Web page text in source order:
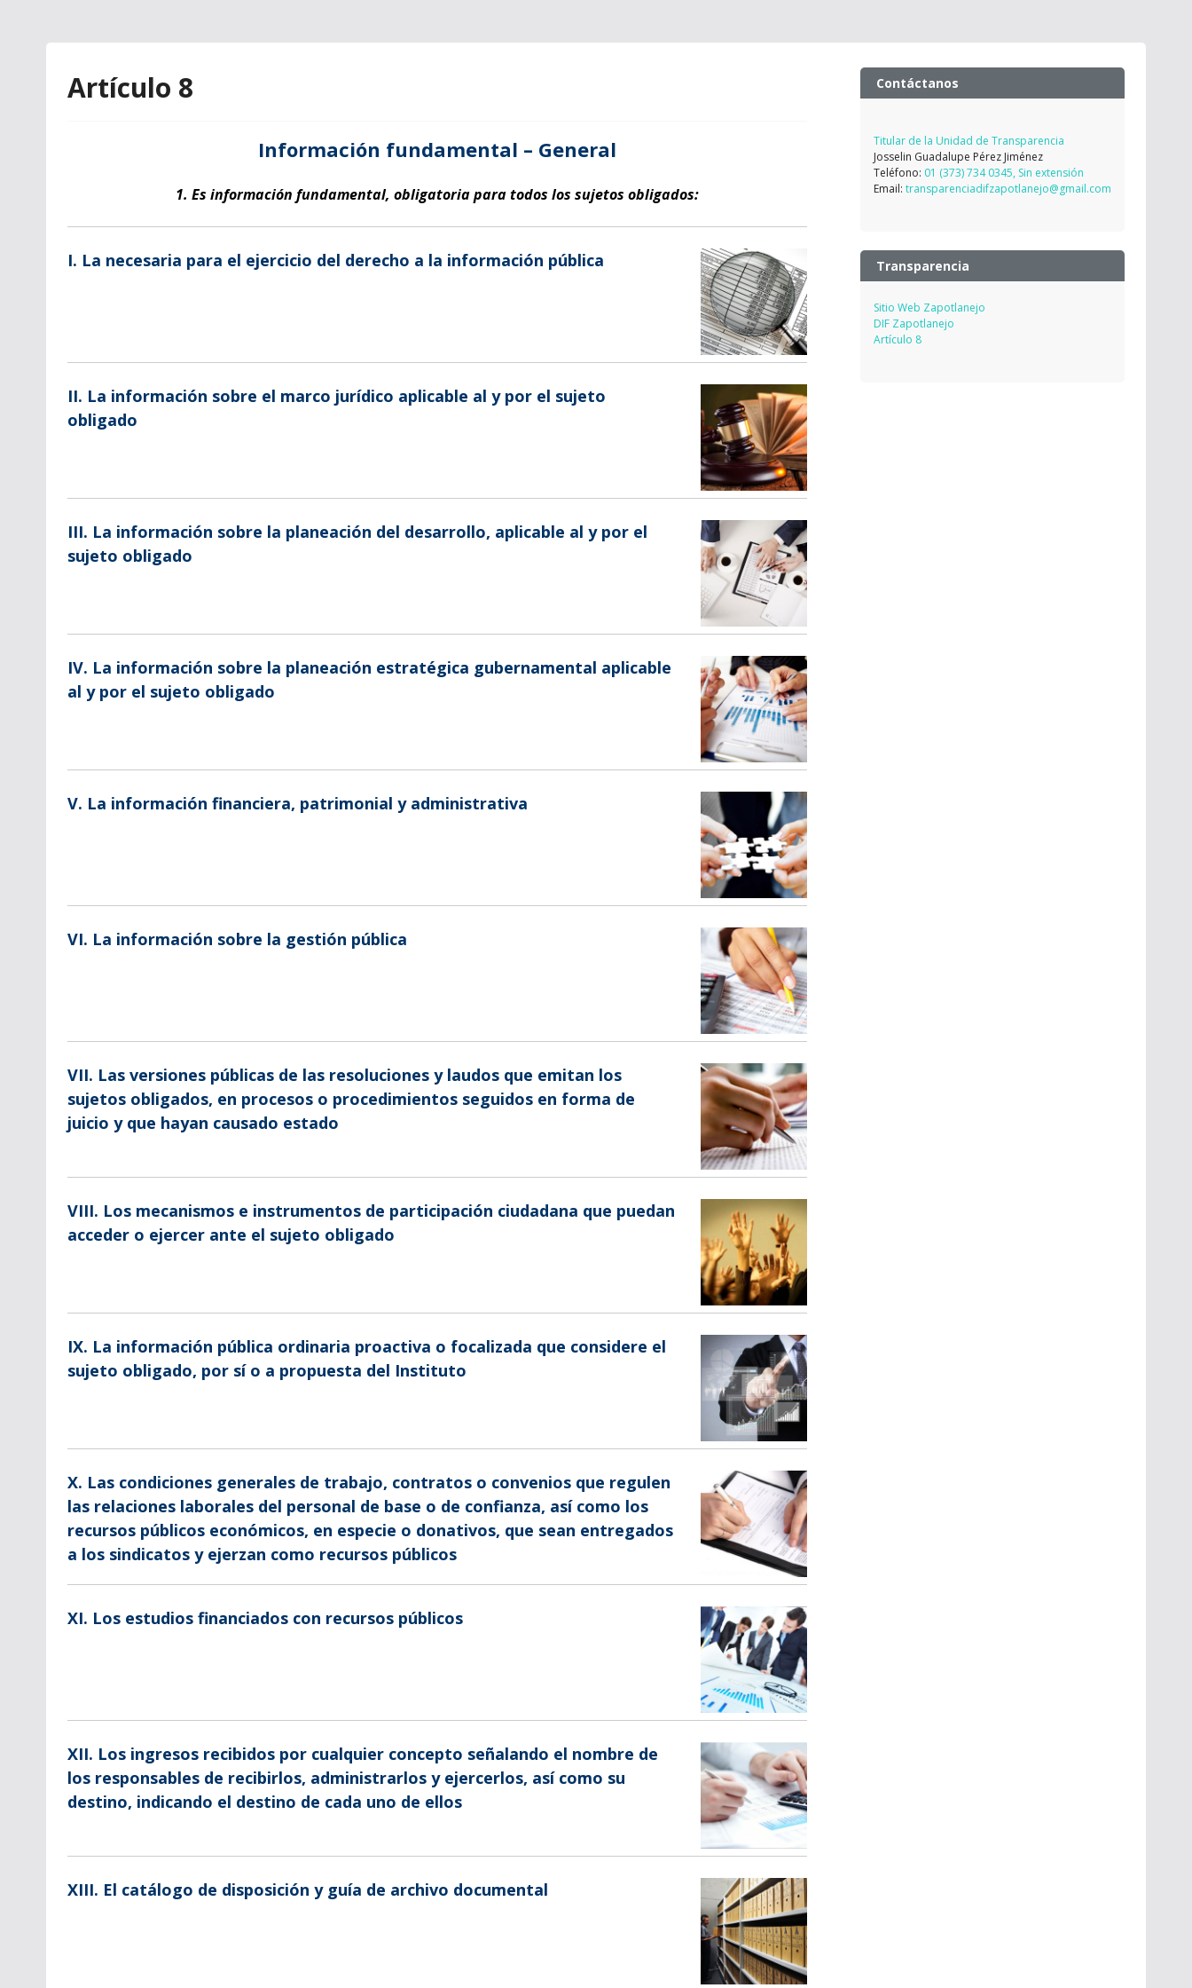
Artículo 8
Información fundamental – General
1. Es información fundamental, obligatoria para todos los sujetos obligados:
I. La necesaria para el ejercicio del derecho a la información pública
II. La información sobre el marco jurídico aplicable al y por el sujeto
obligado
III. La información sobre la planeación del desarrollo, aplicable al y por el
sujeto obligado
IV. La información sobre la planeación estratégica gubernamental aplicable
al y por el sujeto obligado
V. La información financiera, patrimonial y administrativa
VI. La información sobre la gestión pública
VII. Las versiones públicas de las resoluciones y laudos que emitan los
sujetos obligados, en procesos o procedimientos seguidos en forma de
juicio y que hayan causado estado
VIII. Los mecanismos e instrumentos de participación ciudadana que puedan
acceder o ejercer ante el sujeto obligado
IX. La información pública ordinaria proactiva o focalizada que considere el
sujeto obligado, por sí o a propuesta del Instituto
X. Las condiciones generales de trabajo, contratos o convenios que regulen
las relaciones laborales del personal de base o de confianza, así como los
recursos públicos económicos, en especie o donativos, que sean entregados
a los sindicatos y ejerzan como recursos públicos
XI. Los estudios financiados con recursos públicos
XII. Los ingresos recibidos por cualquier concepto señalando el nombre de
los responsables de recibirlos, administrarlos y ejercerlos, así como su
destino, indicando el destino de cada uno de ellos
XIII. El catálogo de disposición y guía de archivo documental
Contáctanos
Titular de la Unidad de Transparencia
Josselin Guadalupe Pérez Jiménez
Teléfono: 01 (373) 734 0345, Sin extensión
Email: transparenciadifzapotlanejo@gmail.com
Transparencia
Sitio Web Zapotlanejo
DIF Zapotlanejo
Artículo 8